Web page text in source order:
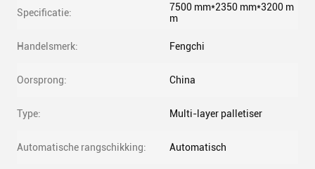
Specificatie:
7500 mm*2350 mm*3200 m
m
Handelsmerk: Fengchi
Oorsprong: China
Type: Multi-layer palletiser
Automatische rangschikking: Automatisch